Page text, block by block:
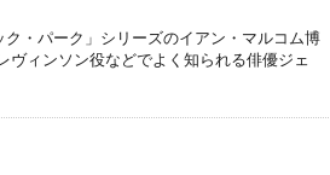
・パーク」シリーズのイアン・マルコム博
ィンソン役などでよく知られる俳優ジェ